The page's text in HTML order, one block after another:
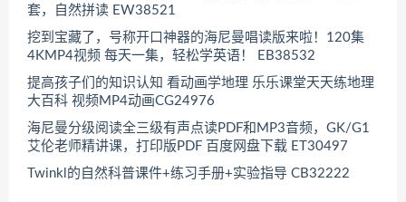
套，自然拼读 EW38521
挖到宝藏了，号称开口神器的海尼曼唱读版来啦！120集
4KMP4视频 每天一集，轻松学英语！ EB38532
提高孩子们的知识认知 看动画学地理 乐乐课堂天天练地理
大百科 视频MP4动画CG24976
海尼曼分级阅读全三级有声点读PDF和MP3音频，GK/G1
艾伦老师精讲课，打印版PDF 百度网盘下载 ET30497
Twinkl的自然科普课件+练习手册+实验指导 CB32222